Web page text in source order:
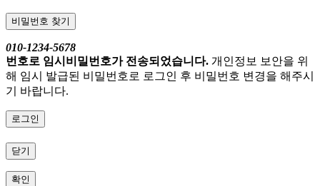
비밀번호 찾기
010-1234-5678
번호로 임시비밀번호가 전송되었습니다. 개인정보 보안을 위
해 임시 발급된 비밀번호로 로그인 후 비밀번호 변경을 해주시
기 바랍니다.
로그인
닫기
확인